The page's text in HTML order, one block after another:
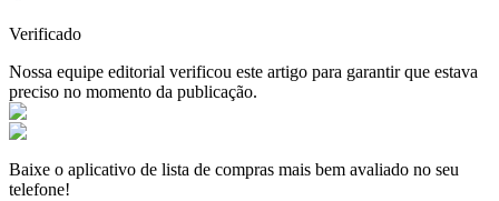
Verificado
Nossa equipe editorial verificou este artigo para garantir que estava
preciso no momento da publicação.
Baixe o aplicativo de lista de compras mais bem avaliado no seu
telefone!